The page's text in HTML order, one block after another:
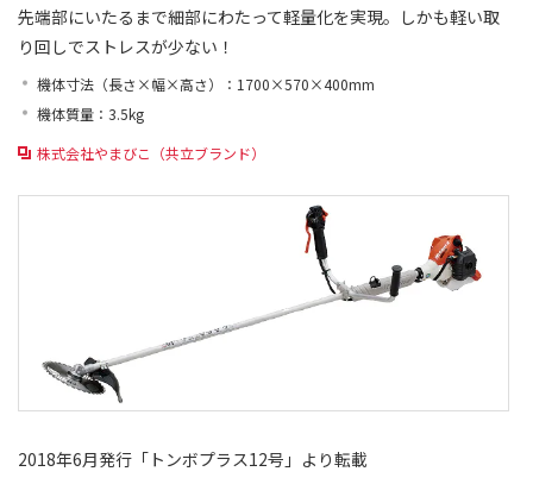
先端部にいたるまで細部にわたって軽量化を実現。しかも軽い取
り回しでストレスが少ない！
機体寸法（長さ×幅×高さ）：1700×570×400mm
機体質量：3.5kg
株式会社やまびこ（共立ブランド）
2018年6月発行「トンボプラス12号」より転載